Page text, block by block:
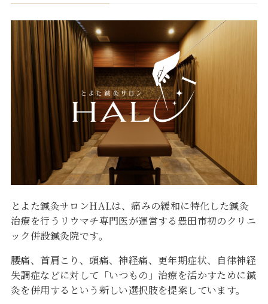
とよた鍼灸サロンHALは、痛みの緩和に特化した鍼灸
治療を行うリウマチ専門医が運営する豊田市初のクリニ
ック併設鍼灸院です。
腰痛、首肩こり、頭痛、神経痛、更年期症状、自律神経
失調症などに対して「いつもの」治療を活かすために鍼
灸を併用するという新しい選択肢を提案しています。